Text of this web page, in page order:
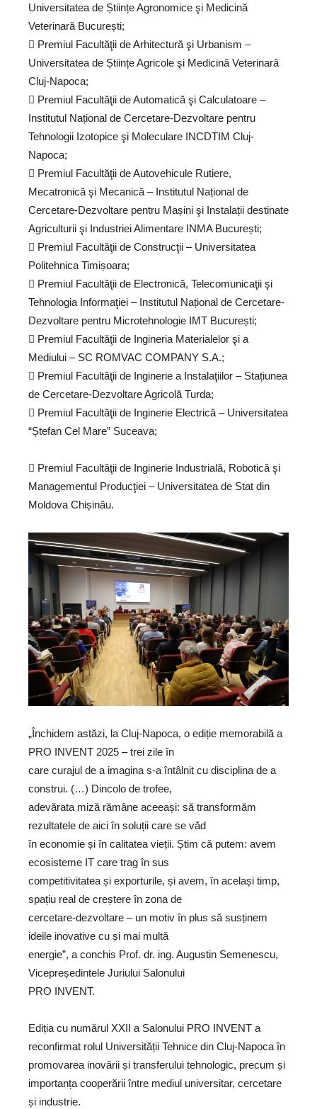
Universitatea de Științe Agronomice şi Medicină
Veterinară București;
 Premiul Facultăţii de Arhitectură şi Urbanism –
Universitatea de Științe Agricole şi Medicină Veterinară
Cluj-Napoca;
 Premiul Facultăţii de Automatică şi Calculatoare –
Institutul Național de Cercetare-Dezvoltare pentru
Tehnologii Izotopice şi Moleculare INCDTIM Cluj-
Napoca;
 Premiul Facultăţii de Autovehicule Rutiere,
Mecatronică şi Mecanică – Institutul Național de
Cercetare-Dezvoltare pentru Mașini şi Instalații destinate
Agriculturii şi Industriei Alimentare INMA București;
 Premiul Facultăţii de Construcţii – Universitatea
Politehnica Timișoara;
 Premiul Facultăţii de Electronică, Telecomunicaţii şi
Tehnologia Informaţiei – Institutul Național de Cercetare-
Dezvoltare pentru Microtehnologie IMT București;
 Premiul Facultăţii de Ingineria Materialelor şi a
Mediului – SC ROMVAC COMPANY S.A.;
 Premiul Facultăţii de Inginerie a Instalaţiilor – Stațiunea
de Cercetare-Dezvoltare Agricolă Turda;
 Premiul Facultăţii de Inginerie Electrică – Universitatea
“Ștefan Cel Mare” Suceava;
 Premiul Facultăţii de Inginerie Industrială, Robotică şi
Managementul Producţiei – Universitatea de Stat din
Moldova Chișinău.
„Închidem astăzi, la Cluj-Napoca, o ediție memorabilă a
PRO INVENT 2025 – trei zile în
care curajul de a imagina s-a întâlnit cu disciplina de a
construi. (…) Dincolo de trofee,
adevărata miză rămâne aceeași: să transformăm
rezultatele de aici în soluții care se văd
în economie și în calitatea vieții. Știm că putem: avem
ecosisteme IT care trag în sus
competitivitatea și exporturile, și avem, în același timp,
spațiu real de creștere în zona de
cercetare-dezvoltare – un motiv în plus să susținem
ideile inovative cu și mai multă
energie”, a conchis Prof. dr. ing. Augustin Semenescu,
Vicepreședintele Juriului Salonului
PRO INVENT.
Ediția cu numărul XXII a Salonului PRO INVENT a
reconfirmat rolul Universității Tehnice din Cluj-Napoca în
promovarea inovării și transferului tehnologic, precum și
importanța cooperării între mediul universitar, cercetare
și industrie.